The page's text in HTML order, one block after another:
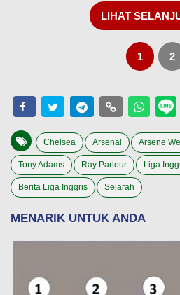
LIHAT
1 2
Chelsea Arsenal Arsene
Tony Adams Ray Parlour Liga
Berita Liga Inggris Sejarah